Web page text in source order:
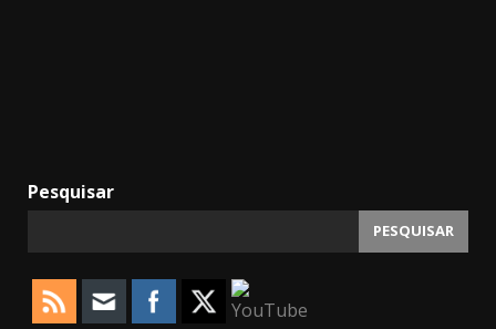
Pesquisar
PESQUISAR